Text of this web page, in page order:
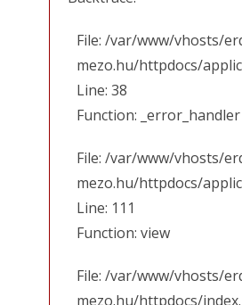
File: /var/www/vhosts/
mezo.hu/httpdocs/
Line: 38
Function: _error_handler
File: /var/www/vhosts/
mezo.hu/httpdocs/
Line: 111
Function: view
File: /var/www/vhosts/
mezo.hu/httpdocs/